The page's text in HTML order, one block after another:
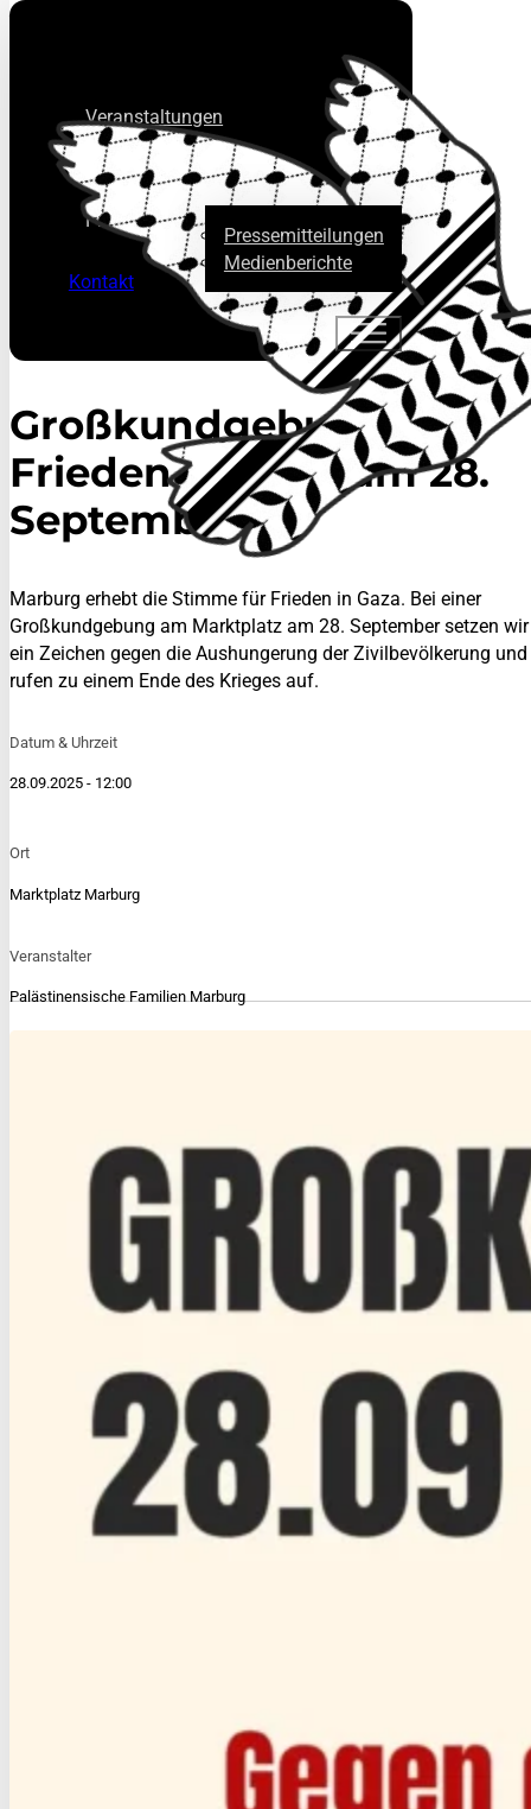
Veranstaltungen
Über uns
Presse
Pressemitteilungen
Medienberichte
Kontakt
Großkundgebung für
Frieden in Gaza am 28.
September
Marburg erhebt die Stimme für Frieden in Gaza. Bei einer
Großkundgebung am Marktplatz am 28. September setzen wir
ein Zeichen gegen die Aushungerung der Zivilbevölkerung und
rufen zu einem Ende des Krieges auf.
Datum & Uhrzeit
28.09.2025 - 12:00
Ort
Marktplatz Marburg
Veranstalter
Palästinensische Familien Marburg